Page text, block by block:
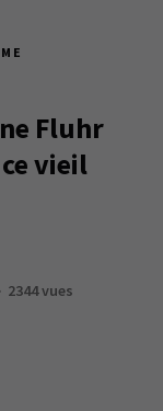
Fluhr
vieil
2344 vues